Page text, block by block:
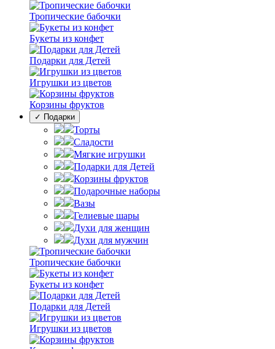
Тропические бабочки
Букеты из конфет
Подарки для Детей
Игрушки из цветов
Корзины фруктов
✓ Подарки
Торты
Сладости
Мягкие игрушки
Подарки для Детей
Корзины фруктов
Подарочные наборы
Вазы
Гелиевые шары
Духи для женщин
Духи для мужчин
Тропические бабочки
Букеты из конфет
Подарки для Детей
Игрушки из цветов